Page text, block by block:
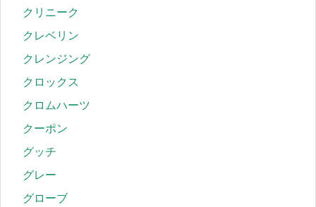
クリニーク
クレベリン
クレンジング
クロックス
クロムハーツ
クーポン
グッチ
グレー
グローブ